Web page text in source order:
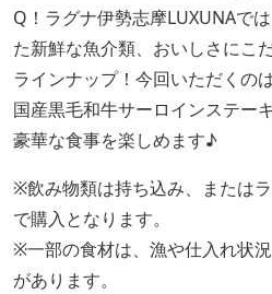
Q！ラグナ伊勢志摩LUXUNAで
た新鮮な魚介類、おいしさにこ
ラインナップ！今回いただくの
国産黒毛和牛サーロインステー
豪華な食事を楽しめます♪
※飲み物類は持ち込み、または
で購入となります。
※一部の食材は、漁や仕入れ状
があります。